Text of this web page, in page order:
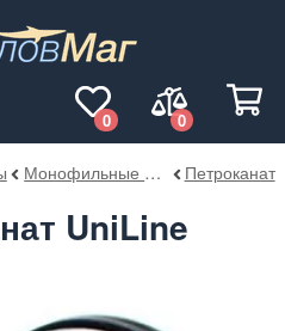
0
0
Монофильные лески Петроканат
UniLine